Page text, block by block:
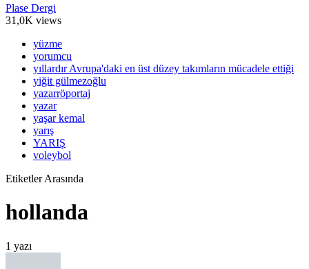
Plase Dergi
31,0K views
yüzme
yorumcu
yıllardır Avrupa'daki en üst düzey takımların mücadele ettiği
yiğit gülmezoğlu
yazarröportaj
yazar
yaşar kemal
yarış
YARIŞ
voleybol
Etiketler Arasında
hollanda
1 yazı